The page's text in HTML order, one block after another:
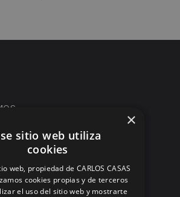
MEDIDA
×
sitio web utiliza
cookies
web, propiedad de CARLOS CASAS
cookies propias y de terceros
el uso del sitio web y mostrarte